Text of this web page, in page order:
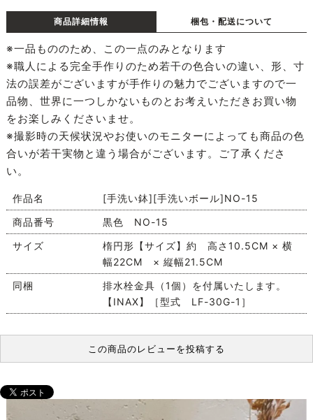
商品詳細情報 梱包・配送について
※一品もののため、この一点のみとなります
※職人による完全手作りのため若干の色合いの違い、形、寸
法の誤差がございますが手作りの魅力でございますので一
品物、世界に一つしかないものとお考えいただきお買い物
をお楽しみくださいませ。
※撮影時の天候状況やお使いのモニターによっても商品の色
合いが若干実物と違う場合がございます。ご了承くださ
い。
作品名
[手洗い鉢][手洗いボール]NO-15
商品番号
黒色 NO-15
サイズ
楕円形【サイズ】約 高さ10.5CM × 横
幅22CM × 縦幅21.5CM
同梱
排水栓金具（1個）を付属いたします。
【INAX】［型式 LF-30G-1］
この商品のレビューを投稿する